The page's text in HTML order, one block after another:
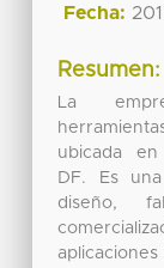
Fecha:
Resumen:
La
ubicada en
DF. Es
diseño,